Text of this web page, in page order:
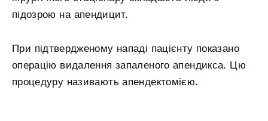
підозрою на апендицит.
При підтвердженому нападі пацієнту показано
операцію видалення запаленого апендикса. Цю
процедуру називають апендектомією.